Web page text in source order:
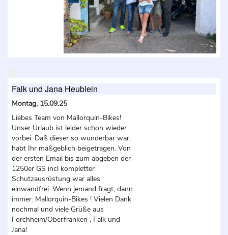
Falk und Jana Heublein
Montag, 15.09.25
Liebes Team von Mallorquin-Bikes!
Unser Urlaub ist leider schon wieder
vorbei. Daß dieser so wunderbar war,
habt Ihr maßgeblich beigetragen. Von
der ersten Email bis zum abgeben der
1250er GS incl kompletter
Schutzausrüstung war alles
einwandfrei. Wenn jemand fragt, dann
immer: Mallorquin-Bikes ! Vielen Dank
nochmal und viele Grüße aus
Forchheim/Oberfranken , Falk und
Jana!